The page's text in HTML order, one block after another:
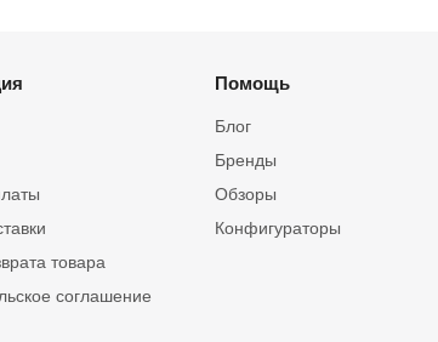
товара
соглашение
Помощь
Блог
Бренды
Обзоры
Конфигураторы